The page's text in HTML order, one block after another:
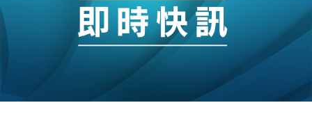
財經｜日經失守6.5萬點後回穩 全周仍升近2%
15:47
財經｜恒隆10月換帥 玩具「反」斗城亞洲CEO蔡德
財經｜韓股反覆波動收跌 連挫7周創逾3年最長跌勢